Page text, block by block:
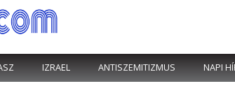
IZRAEL ANTISZEMITIZMUS NAPI